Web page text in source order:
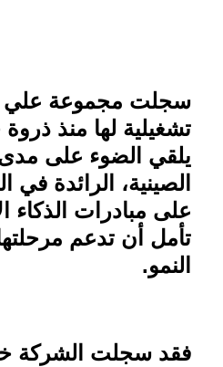
سجلت مجموعة علي
تشغيلية لها منذ
يلقي الضوء على
الصينية، الرائدة في
على مبادرات الذكاء
تأمل أن تدعم
النمو.
فقد سجلت الشركة